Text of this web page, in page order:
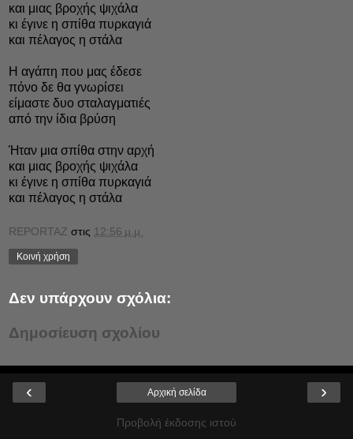
και μιας βροχής ψιχάλα
κι έγινε η σπίθα πυρκαγιά
και πέλαγος η στάλα
Η αγάπη που μας έδεσε
πόνο δε θα γνωρίσει
είμαστε δυο σταλαγματιές
από την ίδια βρύση
Ήταν μια σπίθα στην αρχή
και μιας βροχής ψιχάλα
κι έγινε η σπίθα πυρκαγιά
και πέλαγος η στάλα
REPORTAZ στις 12:56 μ.μ.
Κοινή χρήση
Δεν υπάρχουν σχόλια:
Δημοσίευση σχολίου
‹ ›
Αρχική σελίδα
Προβολή έκδοσης ιστού